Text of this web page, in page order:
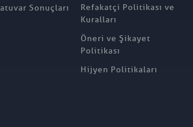
Sonuçları
Refakatçi Politikası ve
Kuralları
Öneri ve Şikayet
Politikası
Hijyen Politikaları